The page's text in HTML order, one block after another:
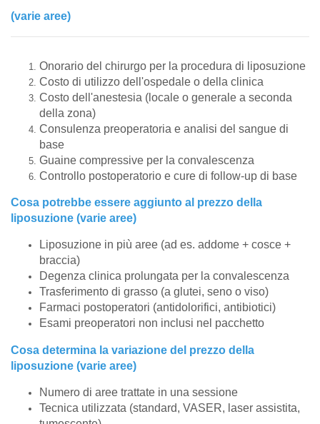
(varie aree)
Onorario del chirurgo per la procedura di liposuzione
Costo di utilizzo dell'ospedale o della clinica
Costo dell'anestesia (locale o generale a seconda
della zona)
Consulenza preoperatoria e analisi del sangue di
base
Guaine compressive per la convalescenza
Controllo postoperatorio e cure di follow-up di base
Cosa potrebbe essere aggiunto al prezzo della
liposuzione (varie aree)
Liposuzione in più aree (ad es. addome + cosce +
braccia)
Degenza clinica prolungata per la convalescenza
Trasferimento di grasso (a glutei, seno o viso)
Farmaci postoperatori (antidolorifici, antibiotici)
Esami preoperatori non inclusi nel pacchetto
Cosa determina la variazione del prezzo della
liposuzione (varie aree)
Numero di aree trattate in una sessione
Tecnica utilizzata (standard, VASER, laser assistita,